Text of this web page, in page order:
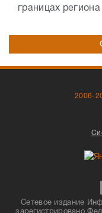
границах
2006-
Сетевое издание